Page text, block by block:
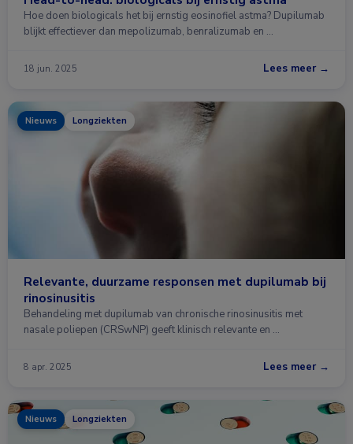
Hoe doen biologicals het bij ernstig eosinofiel astma? Dupilumab
blijkt effectiever dan mepolizumab, benralizumab en …
18 jun. 2025 Lees meer →
Nieuws Longziekten
Relevante, duurzame responsen met dupilumab bij
rinosinusitis
Behandeling met dupilumab van chronische rinosinusitis met
nasale poliepen (CRSwNP) geeft klinisch relevante en …
8 apr. 2025 Lees meer →
Nieuws Longziekten